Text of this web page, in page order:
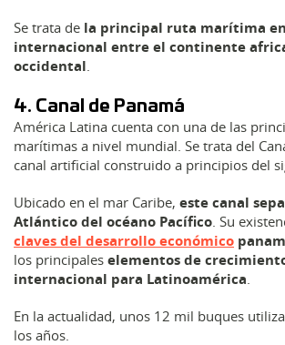
Se trata de la principal ruta marítima
internacional entre el continente
occidental.
4. Canal de Panamá
América Latina cuenta con una de las
marítimas a nivel mundial. Se trata del
canal artificial construido a principios del
Ubicado en el mar Caribe, este canal
Atlántico del océano Pacífico. Su
claves del desarrollo económico
los principales elementos de
internacional para Latinoamérica.
En la actualidad, unos 12 mil buques
los años.